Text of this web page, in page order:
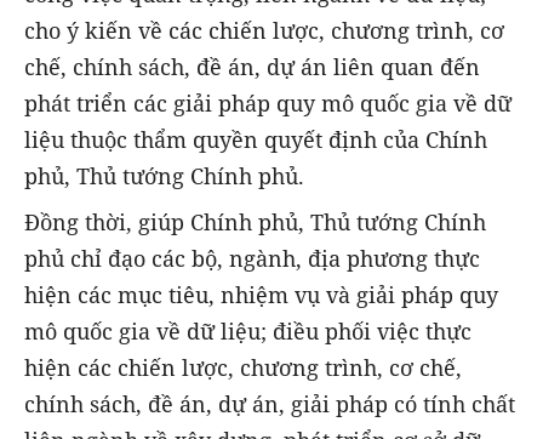
cho ý kiến về các chiến lược, chương trình, cơ
chế, chính sách, đề án, dự án liên quan đến
phát triển các giải pháp quy mô quốc gia về dữ
liệu thuộc thẩm quyền quyết định của Chính
phủ, Thủ tướng Chính phủ.
Đồng thời, giúp Chính phủ, Thủ tướng Chính
phủ chỉ đạo các bộ, ngành, địa phương thực
hiện các mục tiêu, nhiệm vụ và giải pháp quy
mô quốc gia về dữ liệu; điều phối việc thực
hiện các chiến lược, chương trình, cơ chế,
chính sách, đề án, dự án, giải pháp có tính chất